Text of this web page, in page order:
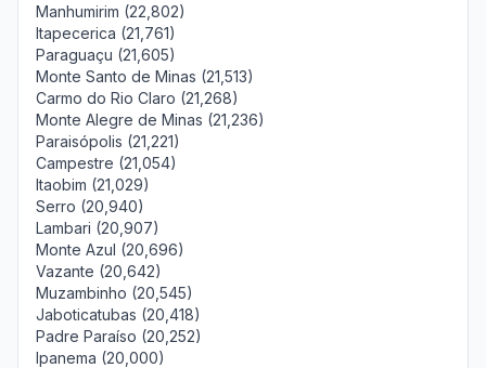
Manhumirim (22,802)
Itapecerica (21,761)
Paraguaçu (21,605)
Monte Santo de Minas (21,513)
Carmo do Rio Claro (21,268)
Monte Alegre de Minas (21,236)
Paraisópolis (21,221)
Campestre (21,054)
Itaobim (21,029)
Serro (20,940)
Lambari (20,907)
Monte Azul (20,696)
Vazante (20,642)
Muzambinho (20,545)
Jaboticatubas (20,418)
Padre Paraíso (20,252)
Ipanema (20,000)